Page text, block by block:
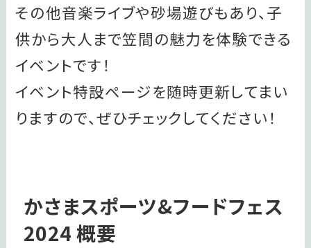
その他音楽ライブや砂場遊びもあり、子
供から大人まで笠間の魅力を体験できる
イベントです！
イベント特設ページを随時更新してまい
りますので、ぜひチェックしてください！
かさまスポーツ&フードフェス
2024 概要